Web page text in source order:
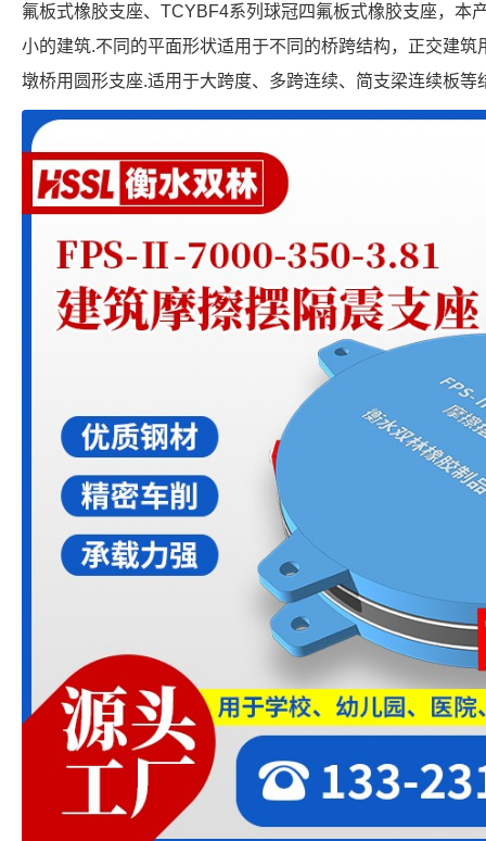
氟板式橡胶支座、TCYBF4系列球冠四氟板式橡胶支座，本
小的建筑.不同的平面形状适用于不同的桥跨结构，正交建
墩桥用圆形支座.适用于大跨度、多跨连续、简支梁连续板等